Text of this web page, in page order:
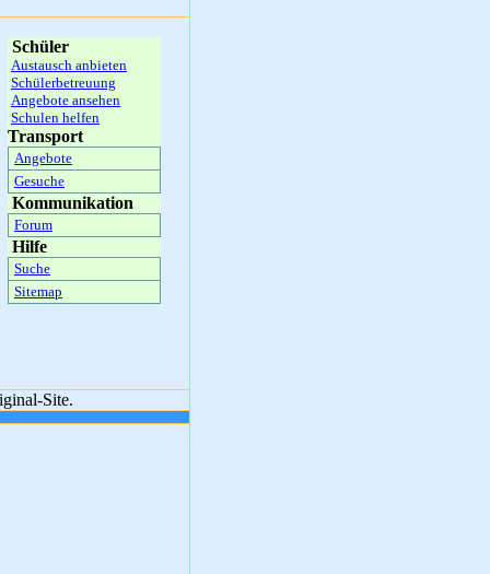
Schüler
Austausch anbieten
Schülerbetreuung
Angebote ansehen
Schulen helfen
Transport
Angebote
Gesuche
Kommunikation
Forum
Hilfe
Suche
Sitemap
Site.